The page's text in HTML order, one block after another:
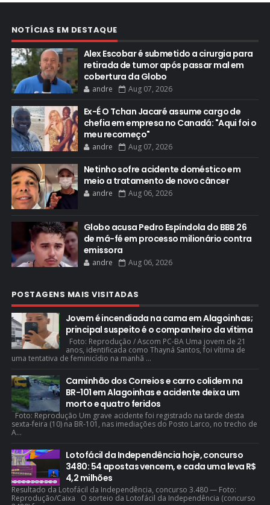
NOTÍCIAS EM DESTAQUE
Alex Escobar é submetido a cirurgia para
retirada de tumor após passar mal em
cobertura da Globo
andre Aug 07, 2026
Ex-É O Tchan Jacaré assume cargo de
chefia em empresa no Canadá: "Aqui foi o
meu recomeço"
andre Aug 07, 2026
Netinho sofre acidente doméstico em
meio a tratamento de novo câncer
andre Aug 06, 2026
Globo acusa Pedro Espíndola do BBB 26
de má-fé em processo milionário contra
emissora
andre Aug 06, 2026
POSTAGENS MAIS VISITADAS
Jovem é incendiada na cama em Alagoinhas;
principal suspeito é o companheiro da vítima
Foto: Reprodução / Ascom PC-BA Uma jovem de 21
anos, identificada como Thayná Santos, foi vítima de
uma tentativa de feminicídio na manhã ...
Caminhão dos Correios e carro colidem na
BR-101 em Alagoinhas e acidente deixa um
morto e quatro feridos
Foto: Reprodução Um grave acidente foi registrado na tarde desta
sexta-feira (10) na BR-101, nas imediações do Posto Larco, no trecho de
A...
Lotofácil da Independência hoje, concurso
3480: 54 apostas vencem, e cada uma leva R$
4,2 milhões
Resultado da Lotofácil da Independência, concurso 3.480 — Foto:
Reprodução/Caixa O sorteio da Lotofácil da Independência (concurso